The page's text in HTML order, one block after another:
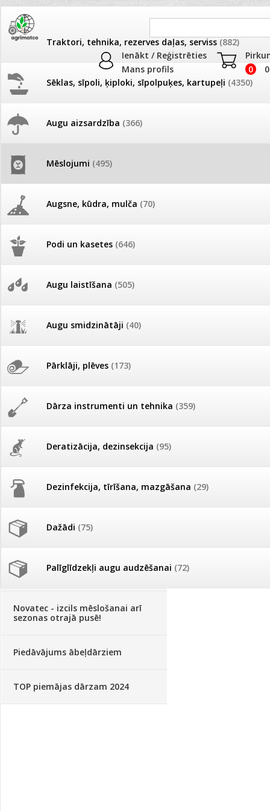
Ienākt / Reģistrēties
Mans profils
0
Traktori, tehnika, rezerves daļas, serviss (882)
Sēklas, sīpoli, ķiploki, sīpolpuķes, kartupeļi (4350)
Augu aizsardzība (366)
Mēslojumi (495)
Augsne, kūdra, mulča (70)
Podi un kasetes (646)
Augu laistīšana (505)
Augu smidzinātāji (40)
Pārklāji, plēves (173)
Dārza instrumenti un tehnika (359)
Deratizācija, dezinsekcija (95)
Dezinfekcija, tīrīšana, mazgāšana (29)
Dažādi (75)
Palīglīdzekļi augu audzēšanai (72)
JAUNUMI
Pašlasīšanas vietu katalogs
26.05. Vebinārs - Kā ierobežot
gliemežus piemājas dārzā un
Darba laiks Līgo svētkos
Ūdens piemērotības noteikšana
Pievienojies braucienam uz
Tomātu sēklu katalogs
Tagad Vitrol GB arī 20kg
iepakojumā!
Tomātu diena 21.augustā
Ievešanas atļaujas 2025
Visas datu drošības lapas (DDL)
vienuviet
Klientu Diena
Novatec - izcils mēslošanai arī
sezonas otrajā pusē!
Piedāvājums ābeļdārziem
TOP piemājas dārzam 2024
AKCIJAS
AKCIJAS komplekts -
Lapu (ārpussakņu) mēslojumi
Produkti »Mēslojumi»Mēslojumi PROF
Preču salīdzināšana